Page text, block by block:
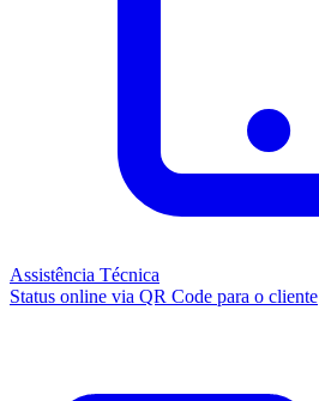
Assistência Técnica
Status online via QR Code para o cliente